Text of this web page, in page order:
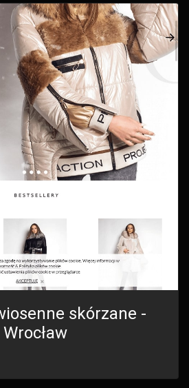
skórzane -
Wrocław